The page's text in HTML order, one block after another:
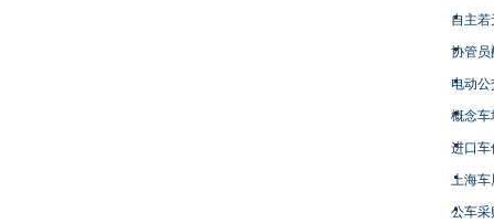
自主
协管员
电动
概念车
进口车
上海
公车采